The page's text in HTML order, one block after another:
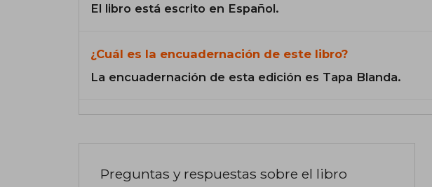
El libro está escrito en Español.
¿Cuál es la encuadernación de este libro?
La encuadernación de esta edición es Tapa Blanda.
Preguntas y respuestas sobre el libro